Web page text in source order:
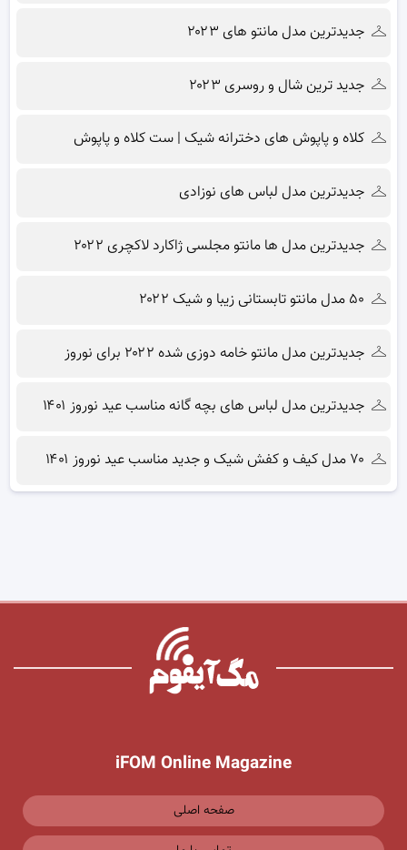
جدیدترین مدل مانتو های ۲۰۲۳
جدید ترین شال و روسری ۲۰۲۳
کلاه و پاپوش های دخترانه شیک | ست کلاه و پاپوش
جدیدترین مدل لباس های نوزادی
جدیدترین مدل ها مانتو مجلسی ژاکارد لاکچری ۲۰۲۲
۵۰ مدل مانتو تابستانی زیبا و شیک ۲۰۲۲
جدیدترین مدل مانتو خامه دوزی شده ۲۰۲۲ برای نوروز
جدیدترین مدل لباس های بچه گانه مناسب عید نوروز ۱۴۰۱
۷۰ مدل کیف و کفش شیک و جدید مناسب عید نوروز ۱۴۰۱
iFOM Online Magazine
صفحه اصلی